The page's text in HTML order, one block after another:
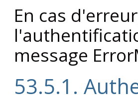
En cas
message
53.5.1.